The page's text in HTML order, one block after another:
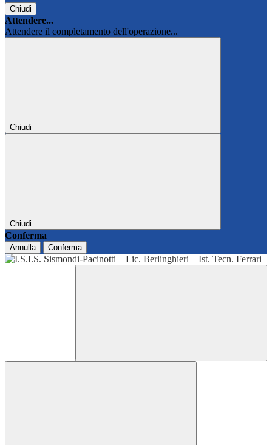
Chiudi
Attendere...
Attendere il completamento dell'operazione...
Chiudi
Chiudi
Conferma
Annulla Conferma